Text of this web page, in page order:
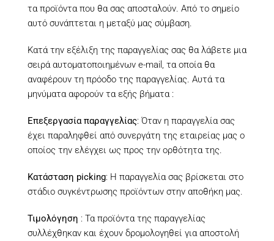
τα προϊόντα που θα σας αποσταλούν. Από το σημείο
αυτό συνάπτεται η μεταξύ μας σύμβαση.
Κατά την εξέλιξη της παραγγελίας σας θα λάβετε μια
σειρά αυτοματοποιημένων e-mail, τα οποία θα
αναφέρουν τη πρόοδο της παραγγελίας. Αυτά τα
μηνύματα αφορούν τα εξής βήματα :
Επεξεργασία παραγγελίας: Όταν η παραγγελία σας
έχει παραληφθεί από συνεργάτη της εταιρείας μας ο
οποίος την ελέγχει ως προς την ορθότητα της.
Κατάσταση picking: Η παραγγελία σας βρίσκεται στο
στάδιο συγκέντρωσης προϊόντων στην αποθήκη μας.
Τιμολόγηση : Τα προϊόντα της παραγγελίας
συλλέχθηκαν και έχουν δρομολογηθεί για αποστολή